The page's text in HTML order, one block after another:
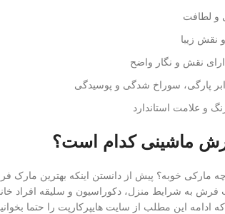
و لطافت
نقش زیبا
نقش و نگار واضح
پارگی، سوراخ شدگی و پوسیدگی
و علامت استاندارد
ماشینی کدام است؟
مارکی خوبه؟ پیش از دانستن اینکه بهترین مارک
فرش به شرایط منزل، دکوراسیون و سلیقه افراد
ادامه این مطلب از سایت هایپرکارپت را حتما